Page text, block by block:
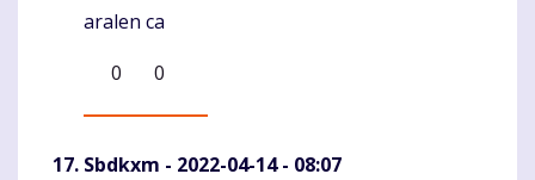
aralen ca
0
0
Sbdkxm - 2022-04-14 - 08:07